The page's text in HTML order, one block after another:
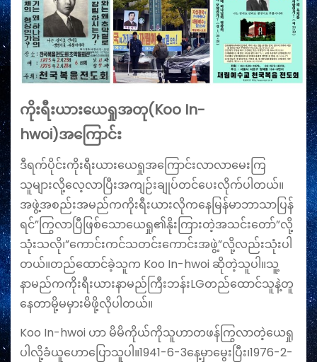
ကိုးရီးယားယေရှုအတု(Koo In-
hwoi)အကြောင်း
ဒီရက်ပိုင်းကိုးရီးယားယေရှုအကြောင်းလာလာမေးကြ
သူများလို့လေ့လာပြီးအကျဉ်းချုပ်တင်ပေးလိုက်ပါတယ်။
အဖွဲ့အစည်းအမည်ကကိုးရီးယားလိုကနေမြန်မာဘာသာပြန်
ရင်”ကြွလာ‌ပြီဖြစ်သောယေရှု၏နိုးကြားတဲ့အသင်းတော်”လို့
သုံးသလို၊”ကောင်းကင်သတင်းကောင်းအဖွဲ့”လို့လည်းသုံးပါ
တယ်။တည်ထောင်ခဲ့သူက Koo In-hwoi ဆိုတဲ့သူပါ။သူ့
နာမည်ကကိုးရီးယားနာမည်ကြီးဘန်းLGတည်ထောင်သူနဲ့တူ
နေတာမို့မမှားမိဖို့လိုပါတယ်။
Koo In-hwoi ဟာ မိမိကိုယ်ကိုသူဟာတဖန်ကြွလာတဲ့ယေရှု
ပါလို့ခံယူဟောပြောသူပါ။1941-6-3နေ့မှာမွေးပြီး၊1976-2-